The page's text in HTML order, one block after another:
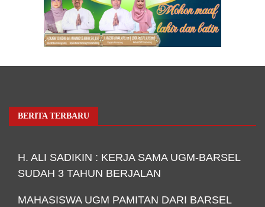
BERITA TERBARU
H. ALI SADIKIN : KERJA SAMA UGM-BARSEL
SUDAH 3 TAHUN BERJALAN
MAHASISWA UGM PAMITAN DARI BARSEL